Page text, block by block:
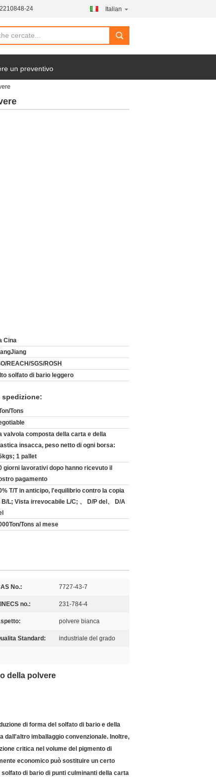
24 Italian
search
un preventivo
Cina
REACH/SGS/ROSH
solfato di bario leggero
spedizione:
Tons
valvola composta della carta e della
insacca, peso netto di ogni borsa:
1 pallet
giorni lavorativi dopo hanno ricevuto il
pagamento
T/T in anticipo, l'equilibrio contro la copia
B/L; Vista irrevocabile L/C; 、 D/P del、 D/A
Tons al mese
No.: 7727-43-7
no.: 231-784-4
polvere bianca
Standard: industriale del grado
della polvere
di forma del solfato di bario e della
dall'altro imballaggio convenzionale. Inoltre,
critica nel volume del pigmento di
economico può sostituire un certo
di bario di punti culminanti della carta